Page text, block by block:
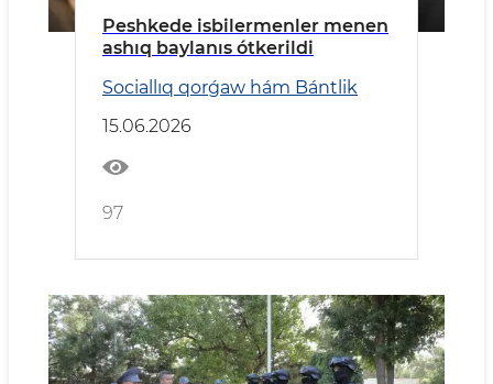
Peshkede isbilermenler menen
ashıq baylanıs ótkerildi
Sociallıq qorǵaw hám Bántlik
15.06.2026
97